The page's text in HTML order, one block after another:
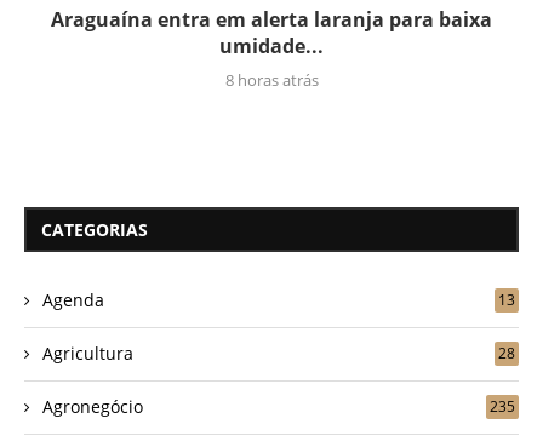
Araguaína entra em alerta laranja para baixa
umidade...
8 horas atrás
CATEGORIAS
Agenda 13
Agricultura 28
Agronegócio 235